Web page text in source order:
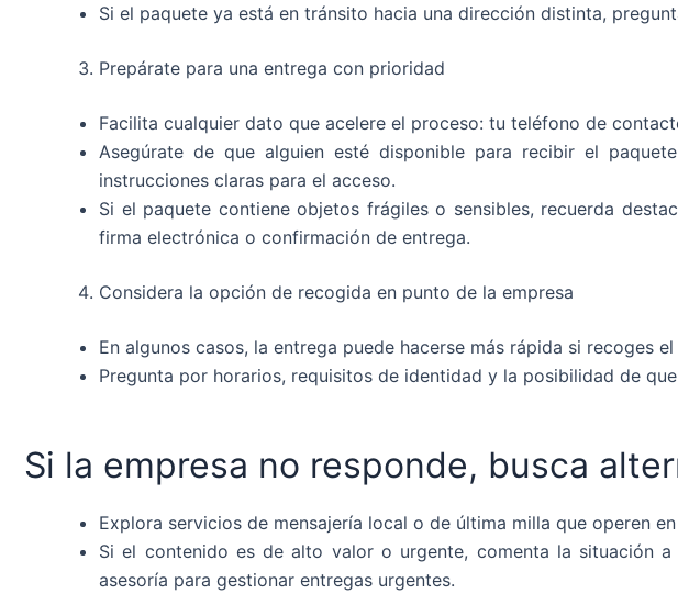
Si el paquete ya está en tránsito hacia una dirección distinta,
Prepárate para una entrega con prioridad
Facilita cualquier dato que acelere el proceso: tu teléfono de
Asegúrate de que alguien esté disponible para recibir el
instrucciones claras para el acceso.
Si el paquete contiene objetos frágiles o sensibles, recuerda
firma electrónica o confirmación de entrega.
Considera la opción de recogida en punto de la empresa
En algunos casos, la entrega puede hacerse más rápida si recoges
Pregunta por horarios, requisitos de identidad y la posibilidad de
Si la empresa no responde, busca
Explora servicios de mensajería local o de última milla que operen
Si el contenido es de alto valor o urgente, comenta la situación
asesoría para gestionar entregas urgentes.